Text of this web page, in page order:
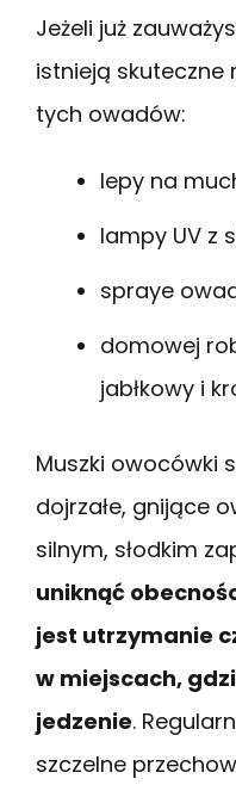
Jeżeli już
istnieją
tych owadów:
lepy na
lampy UV z
spraye
domowej
jabłkowy i
Muszki owocówki
dojrzałe, gnijące
silnym, słodkim
uniknąć
jest utrzymanie
w miejscach,
jedzenie.
szczelne